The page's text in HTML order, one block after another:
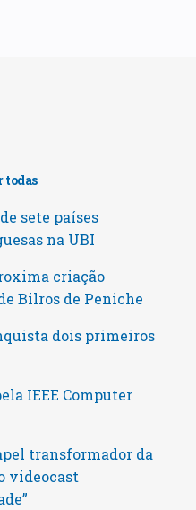
todas
sete países
na UBI
criação
Bilros de Peniche
dois primeiros
IEEE Computer
transformador da
videocast